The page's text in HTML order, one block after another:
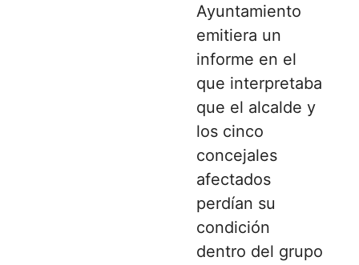
Ayuntamiento
emitiera un
informe en el
que interpretaba
que el alcalde y
los cinco
concejales
afectados
perdían su
condición
dentro del grupo